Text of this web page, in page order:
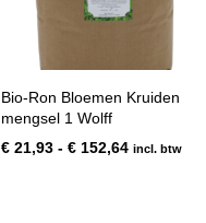
Bio-Ron Bloemen Kruiden
mengsel 1 Wolff
€ 21,93 - € 152,64Prijsklasse:
incl. btw